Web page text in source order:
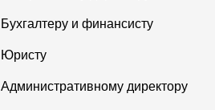
Бухгалтеру и финансисту
Юристу
Административному директору